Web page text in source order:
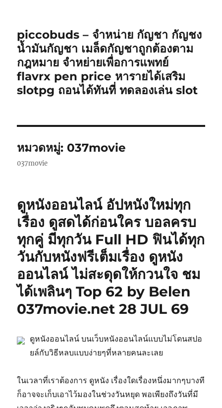
piccobuds – จำหน่าย กัญชา กัญชง
น้ำมันกัญชา เมล็ดกัญชาถูกต้องตาม
กฎหมาย จำหย่ายเพื่อการแพทย์
flavrx pen price หารายได้เสริม
slotpg ถอนได้ทันที่ ทดลองเล่น slot
หมวดหมู่: 037movie
037movie
ดูหนังออนไลน์ อัปหนังใหม่ทุก
เรื่อง ดูสดได้ก่อนใคร บอลครบ
ทุกคู่ มีทุกวัน Full HD ฟินได้ทุก
วันกับหนังฟรีเต็มเรื่อง ดูหนัง
ออนไลน์ ไม่สะดุดให้กวนใจ ชม
ได้เพลินๆ Top 62 by Belen
037movie.net 28 JUL 69
ดูหนังออนไลน์ บนเว็บหนังออนไลน์แบบไม่โดนสปอ
ยล์กับวิธีหลบแบบง่ายๆที่หลายคนละเลย
ในเวลาที่เราต้องการ ดูหนัง เรื่องใดเรื่องหนึ่งมากๆบางที
ก็อาจจะเก็บเอาไว้มองในช่วงวันหยุด พอเพียงถึงวันที่มี